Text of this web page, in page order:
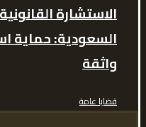
الاستشارة
السعودية: حماية
واثقة
قضايا عامة